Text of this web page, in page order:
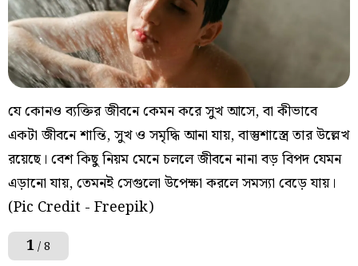
যে কোনও ব্যক্তির জীবনে কেমন করে সুখ আসে, বা কীভাবে
একটা জীবনে শান্তি, সুখ ও সমৃদ্ধি আনা যায়, বাস্তুশাস্ত্রে তার উল্লেখ
রয়েছে। বেশ কিছু নিয়ম মেনে চললে জীবনে নানা বড় বিপদ যেমন
এড়ানো যায়, তেমনই সেগুলো উপেক্ষা করলে সমস্যা বেড়ে যায়।
(Pic Credit - Freepik)
1/ 8